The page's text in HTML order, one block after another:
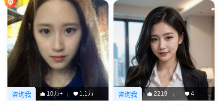
咨询我 10万+ | 1.1万 咨询我 2219 | 4